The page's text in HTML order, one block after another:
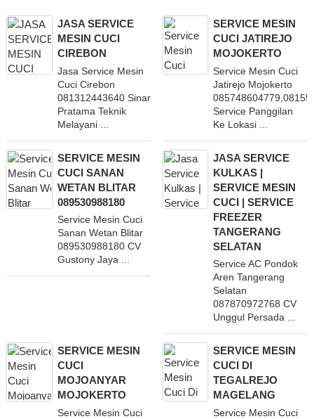
JASA SERVICE
MESIN CUCI
CIREBON
Jasa Service Mesin
Cuci Cirebon
081312443640 Sinar
Pratama Teknik
Melayani ...
SERVICE MESIN
CUCI JATIREJO
MOJOKERTO
Service Mesin Cuci
Jatirejo Mojokerto
Service Panggilan
Ke Lokasi ...
SERVICE MESIN
CUCI SANAN
WETAN BLITAR
089530988180
Service Mesin Cuci
Sanan Wetan Blitar
089530988180 CV
Gustony Jaya ...
JASA SERVICE
KULKAS |
SERVICE MESIN
CUCI | SERVICE
FREEZER
TANGERANG
SELATAN
Service AC Pondok
Aren Tangerang
Selatan
087870972768 CV
Unggul Persada ...
SERVICE MESIN
CUCI
MOJOANYAR
MOJOKERTO
Service Mesin Cuci
SERVICE MESIN
CUCI DI
TEGALREJO
MAGELANG
Service Mesin Cuci